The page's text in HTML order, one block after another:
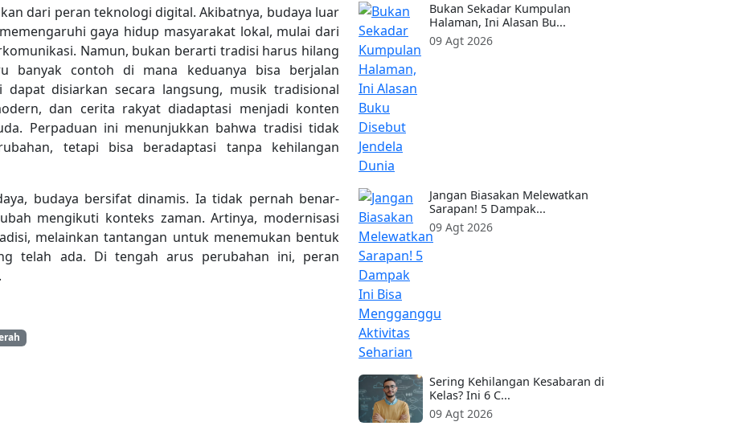
dari peran teknologi digital. Akibatnya, budaya luar
gaya hidup masyarakat lokal, mulai dari
Namun, bukan berarti tradisi harus hilang
banyak contoh di mana keduanya bisa berjalan
disiarkan secara langsung, musik tradisional
dan cerita rakyat diadaptasi menjadi konten
Perpaduan ini menunjukkan bahwa tradisi tidak
tetapi bisa beradaptasi tanpa kehilangan
budaya bersifat dinamis. Ia tidak pernah benar-
mengikuti konteks zaman. Artinya, modernisasi
melainkan tantangan untuk menemukan bentuk
telah ada. Di tengah arus perubahan ini, peran
Bukan Sekadar Kumpulan
Halaman, Ini Alasan Bu...
09 Agt 2026
Jangan Biasakan Melewatkan
Sarapan! 5 Dampak...
09 Agt 2026
Sering Kehilangan Kesabaran di
Kelas? Ini 6 C...
09 Agt 2026